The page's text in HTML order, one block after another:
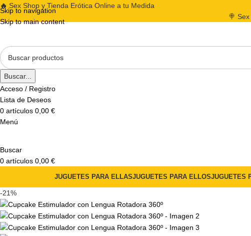
Skip to navigation
Skip to main content
🔥 Sex Shop y Tienda Erótica Online a tu Medida
🍭
Buscar...
Acceso / Registro
Lista de Deseos
0 artículos 0,00 €
Menú
Buscar
0 artículos 0,00 €
JUGUETES PARA ELLASJUGUETES PARA ELLOSJUGUETES
-21%